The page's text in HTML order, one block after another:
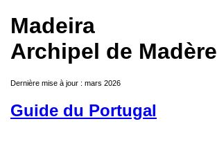
Madeira
Archipel de Madère
Dernière mise à jour : mars 2026
Guide du Portugal